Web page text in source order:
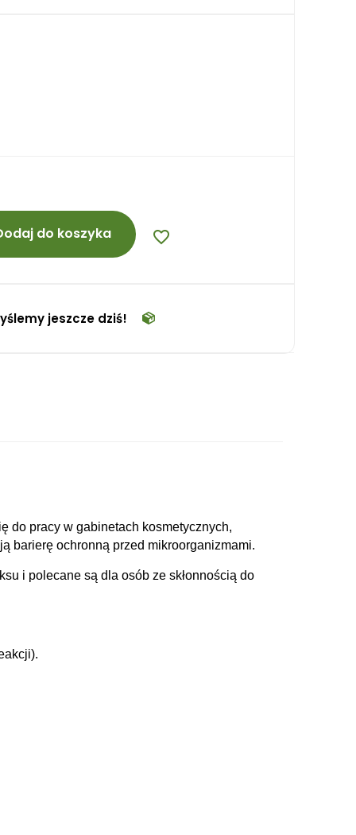
do koszyka favorite_border
jeszcze dziś!
do pracy w gabinetach kosmetycznych,
barierę ochronną przed mikroorganizmami.
i polecane są dla osób ze skłonnością do